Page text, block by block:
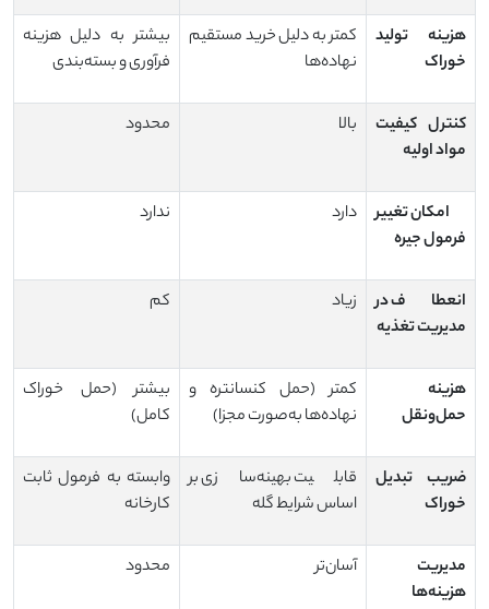
هزینه تولید
خوراک
کمتر به دلیل خرید مستقیم
نهاده‌ها
بیشتر به دلیل هزینه
فرآوری و بسته‌بندی
کنترل کیفیت
مواد اولیه
بالا محدود
امکان تغییر
فرمول جیره
دارد ندارد
انعطاف در
مدیریت تغذیه
زیاد کم
هزینه
حمل‌ونقل
کمتر (حمل کنسانتره و
نهاده‌ها به‌صورت مجزا)
بیشتر (حمل خوراک
کامل)
ضریب تبدیل
خوراک
قابلیت بهینه‌سازی بر
اساس شرایط گله
وابسته به فرمول ثابت
کارخانه
مدیریت
هزینه‌ها
آسان‌تر محدود